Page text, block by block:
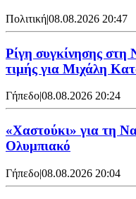
Πολιτική|08.08.2026 20:47
Ρίγη συγκίνησης
τιμής για Μιχάλη
Γήπεδο|08.08.2026 20:24
«Χαστούκι» για τη
Ολυμπιακό
Γήπεδο|08.08.2026 20:04